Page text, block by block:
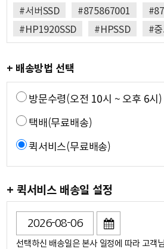
#서버SSD #875867001
#HP1920SSD
#HPSSD #
+ 배송방법 선택
방문수령(오전 10시 ~ 오후 6시)
택배(무료배송)
퀵서비스(무료배송)
+ 퀵서비스 배송일 설정
선택하신 배송일은 본사 일정에 따라 고객